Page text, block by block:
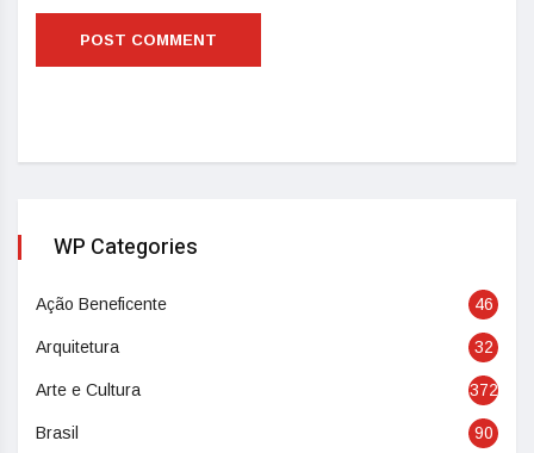
WP Categories
Ação Beneficente 46
Arquitetura 32
Arte e Cultura 372
Brasil 90